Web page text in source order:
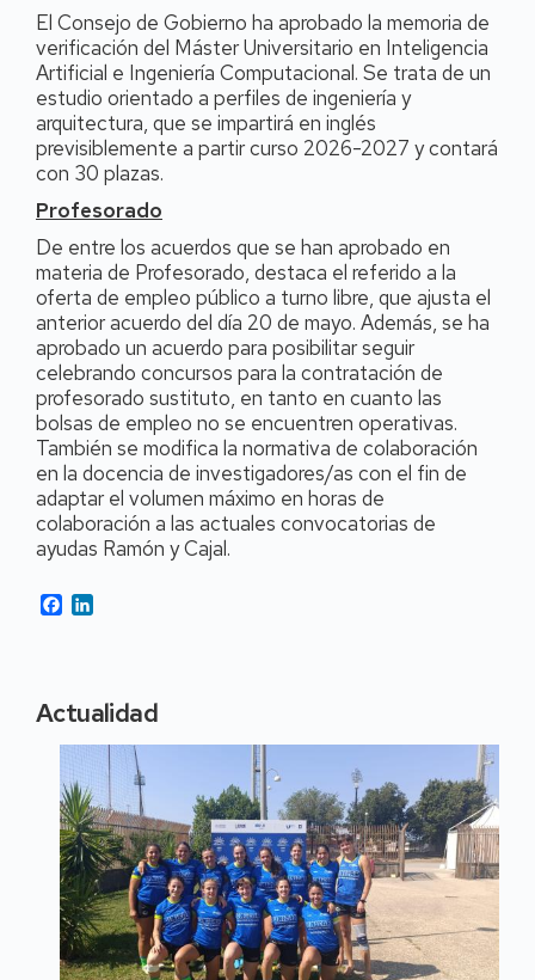
El Consejo de Gobierno ha aprobado la memoria de
verificación del Máster Universitario en Inteligencia
Artificial e Ingeniería Computacional. Se trata de un
estudio orientado a perfiles de ingeniería y
arquitectura, que se impartirá en inglés
previsiblemente a partir curso 2026-2027 y contará
con 30 plazas.
Profesorado
De entre los acuerdos que se han aprobado en
materia de Profesorado, destaca el referido a la
oferta de empleo público a turno libre, que ajusta el
anterior acuerdo del día 20 de mayo. Además, se ha
aprobado un acuerdo para posibilitar seguir
celebrando concursos para la contratación de
profesorado sustituto, en tanto en cuanto las
bolsas de empleo no se encuentren operativas.
También se modifica la normativa de colaboración
en la docencia de investigadores/as con el fin de
adaptar el volumen máximo en horas de
colaboración a las actuales convocatorias de
ayudas Ramón y Cajal.
Facebook
Actualidad